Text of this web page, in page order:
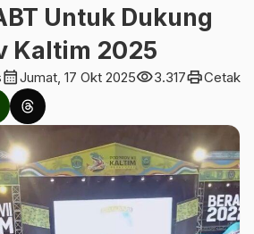
Untuk Dukung
Kaltim 2025
calendar_monthJumat, 17 Okt 2025visibility3.317printCetak